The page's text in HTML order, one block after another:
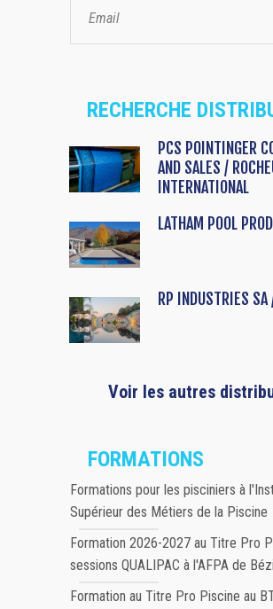
RECHERCHE
PCS POINTINGER
AND SALES /
INTERNATIONAL
LATHAM POOL
RP INDUSTRIES SA
Voir les autres
FORMATIONS
Formations pour les pisciniers à
Supérieur des Métiers de la Piscine
Formation 2026-2027 au Titre Pro
sessions QUALIPAC à l'AFPA de
Formation au Titre Pro Piscine au